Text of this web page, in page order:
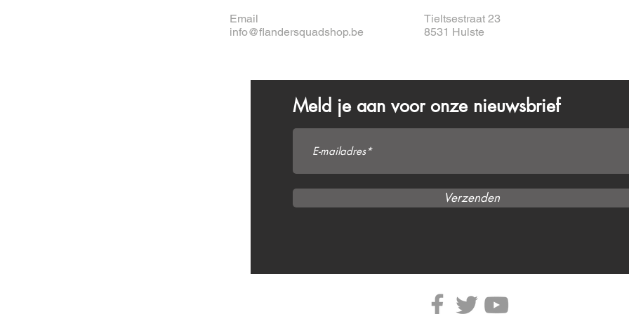
Email
info@flandersquadshop.be
Tieltsestraat 23
8531 Hulste
Meld je aan voor onze nieuwsbrief
Verzenden